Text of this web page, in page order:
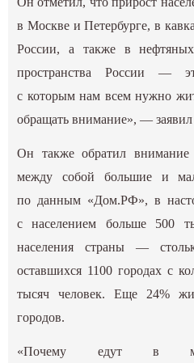
в Москве и Петербурге, в
России, а также в
пространства России —
с которым нам всем нужно
обращать внимание», —
Он также обратил
между собой большие и
по данным «Дом.РФ», в
с населением больше 500
населения страны —
оставшихся 1100 городах с
тысяч человек. Еще 24%
городов.
«Почему едут в